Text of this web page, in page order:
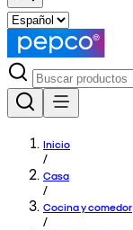
Inicio
/
Casa
/
Cocina y comedor
/